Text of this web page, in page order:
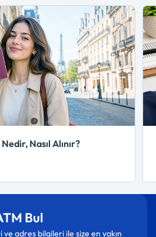
Nasıl Alınır?
Bul
adres bilgileri ile size en yakın